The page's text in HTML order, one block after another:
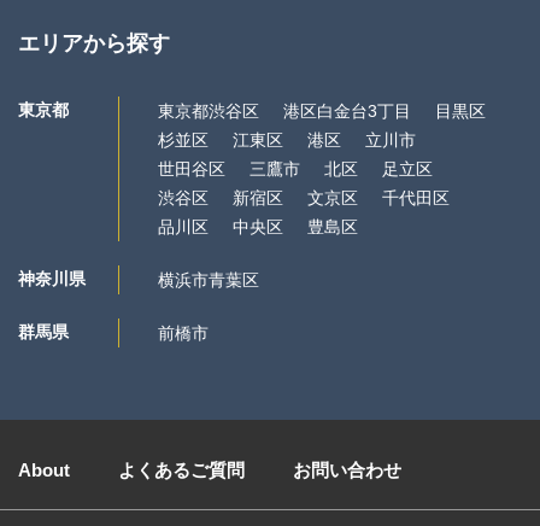
エリアから探す
東京都 東京都渋谷区 港区白金台3丁目
目黒区
杉並区
江東区 港区
立川市
世田谷区
三鷹市 北区
足立区
渋谷区
新宿区 文京区
千代田区
品川区
中央区 豊島区
神奈川県 横浜市青葉区
群馬県 前橋市
About よくあるご質問 お問い合わせ